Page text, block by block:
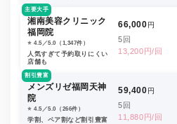
主要大手
湘南美容クリニック
福岡院
⭐️ 4.5／5.0（1,347件）
人気すぎて予約取りにくい
店舗も
66,000円
5回
13,200円/回
割引豊富
メンズリゼ福岡天神
院
⭐️ 4.5／5.0（266件）
学割、ペア割など割引豊富
59,400円
5回
11,880円/回